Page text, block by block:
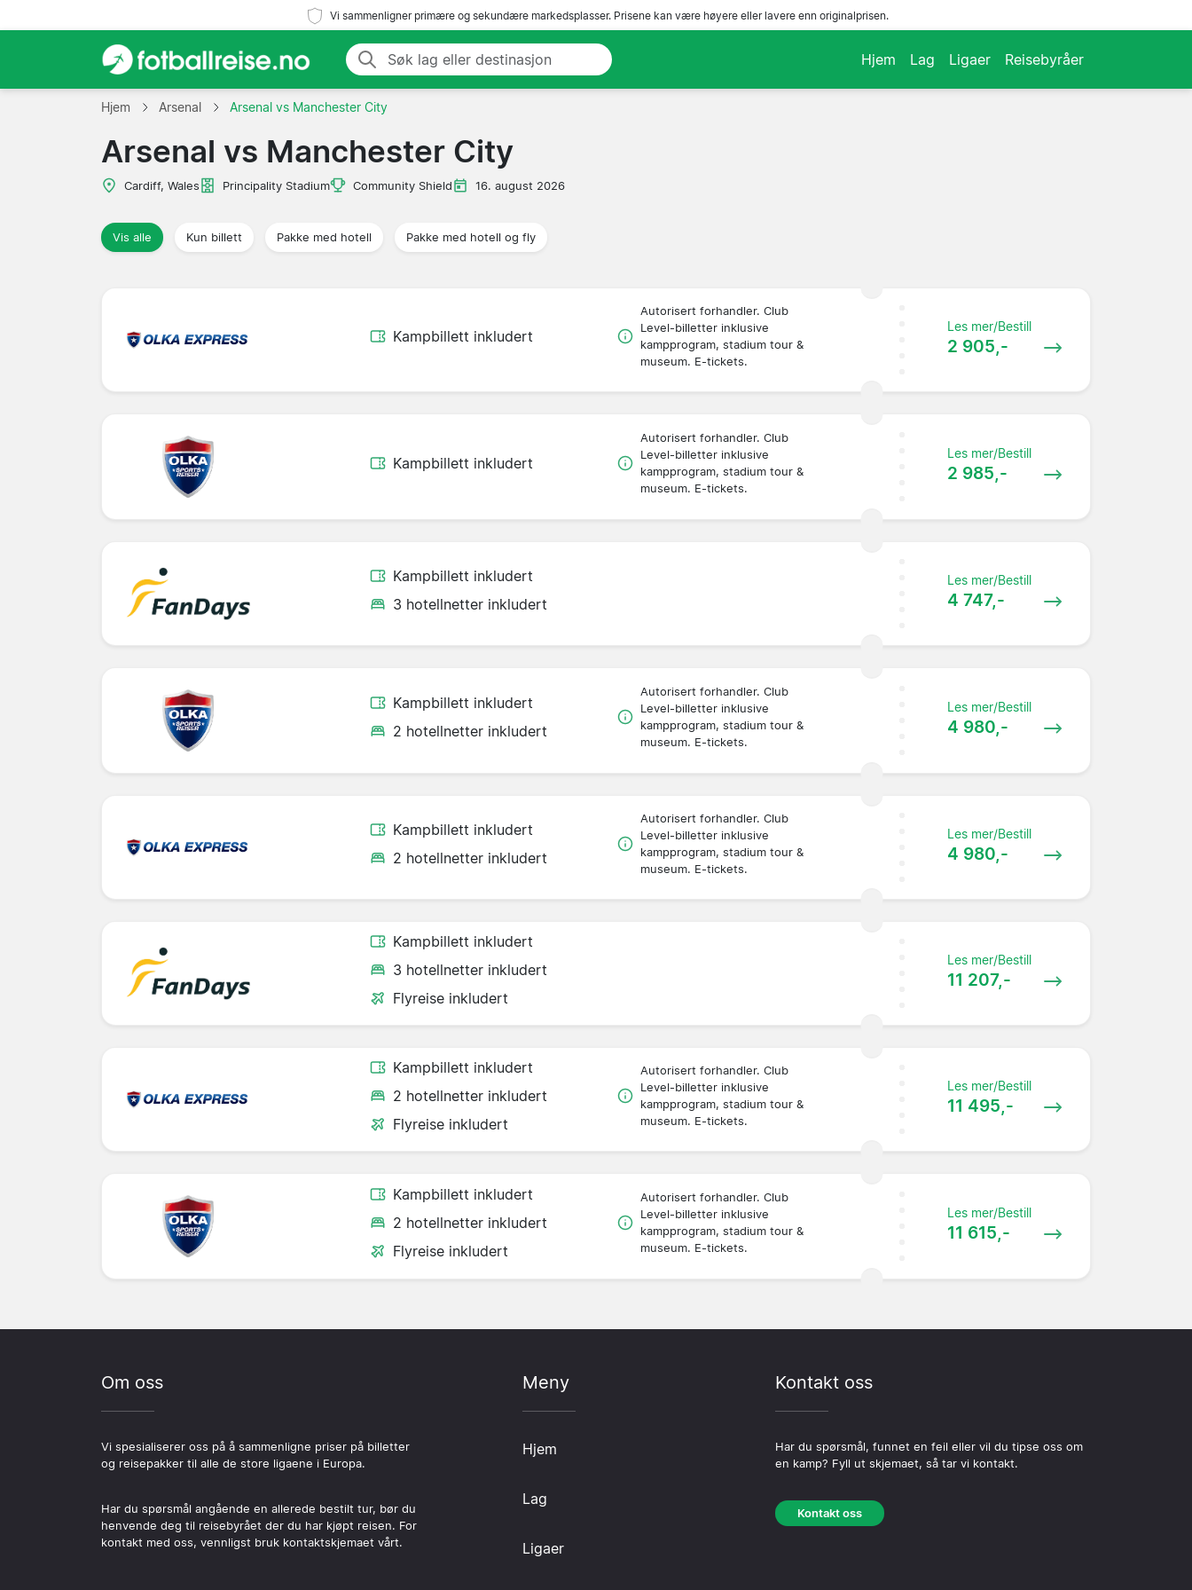
Vi sammenligner primære og sekundære markedsplasser. Prisene kan være høyere eller lavere enn originalprisen.
Hjem Lag Ligaer Reisebyråer
Hjem Arsenal Arsenal vs Manchester City
Arsenal vs Manchester City
Cardiff, Wales Principality Stadium Community Shield 16. august 2026
Vis alle Kun billett Pakke med hotell Pakke med hotell og fly
Kampbillett inkludert
Autorisert forhandler. Club
Level-billetter inklusive
kampprogram, stadium tour &
museum. E-tickets.
Les mer/Bestill
2 905,-
Kampbillett inkludert
Autorisert forhandler. Club
Level-billetter inklusive
kampprogram, stadium tour &
museum. E-tickets.
Les mer/Bestill
2 985,-
Kampbillett inkludert
3 hotellnetter inkludert
Les mer/Bestill
4 747,-
Kampbillett inkludert
2 hotellnetter inkludert
Autorisert forhandler. Club
Level-billetter inklusive
kampprogram, stadium tour &
museum. E-tickets.
Les mer/Bestill
4 980,-
Kampbillett inkludert
2 hotellnetter inkludert
Autorisert forhandler. Club
Level-billetter inklusive
kampprogram, stadium tour &
museum. E-tickets.
Les mer/Bestill
4 980,-
Kampbillett inkludert
3 hotellnetter inkludert
Flyreise inkludert
Les mer/Bestill
11 207,-
Kampbillett inkludert
2 hotellnetter inkludert
Flyreise inkludert
Autorisert forhandler. Club
Level-billetter inklusive
kampprogram, stadium tour &
museum. E-tickets.
Les mer/Bestill
11 495,-
Kampbillett inkludert
2 hotellnetter inkludert
Flyreise inkludert
Autorisert forhandler. Club
Level-billetter inklusive
kampprogram, stadium tour &
museum. E-tickets.
Les mer/Bestill
11 615,-
Om oss
Vi spesialiserer oss på å sammenligne priser på billetter
og reisepakker til alle de store ligaene i Europa.
Har du spørsmål angående en allerede bestilt tur, bør du
henvende deg til reisebyrået der du har kjøpt reisen. For
kontakt med oss, vennligst bruk kontaktskjemaet vårt.
Meny
Hjem
Lag
Ligaer
Kontakt oss
Har du spørsmål, funnet en feil eller vil du tipse oss om
en kamp? Fyll ut skjemaet, så tar vi kontakt.
Kontakt oss